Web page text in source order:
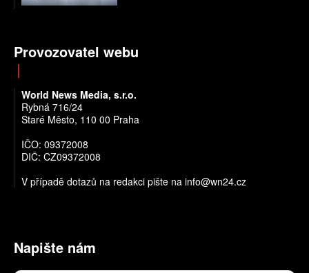
Provozovatel webu
World News Media, s.r.o.
Rybná 716/24
Staré Město, 110 00 Praha
IČO: 09372008
DIČ: CZ09372008
V případě dotazů na redakci pište na info@wn24.cz
Napište nám